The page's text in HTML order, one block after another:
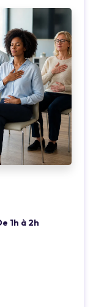
1h à 2h